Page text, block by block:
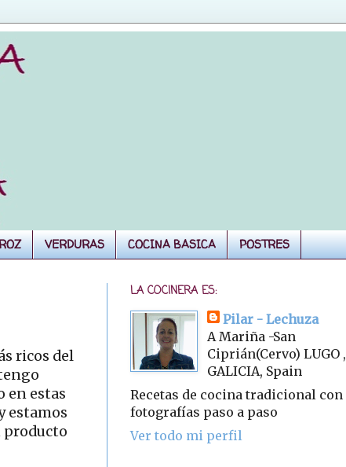
VERDURAS COCINA BASICA POSTRES
ricos del
en estas
estamos
producto
LA COCINERA ES:
Pilar - Lechuza
A Mariña -San
Ciprián(Cervo) LUGO ,
GALICIA, Spain
Recetas de cocina tradicional con
fotografías paso a paso
Ver todo mi perfil